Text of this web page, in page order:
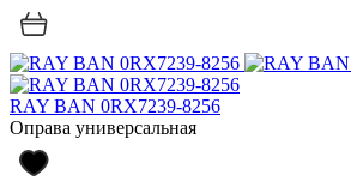
RAY BAN 0RX7239-8256
Оправа универсальная